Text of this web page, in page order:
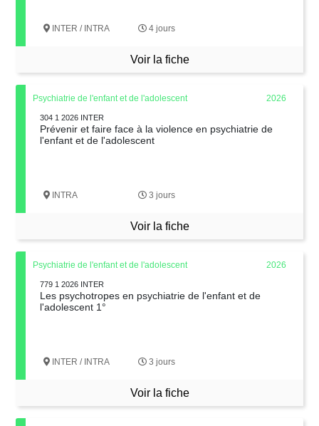
INTER / INTRA 4 jours
Voir la fiche
Psychiatrie de l'enfant et de l'adolescent 2026
304 1 2026 INTER
Prévenir et faire face à la violence en psychiatrie de
l'enfant et de l'adolescent
INTRA 3 jours
Voir la fiche
Psychiatrie de l'enfant et de l'adolescent 2026
779 1 2026 INTER
Les psychotropes en psychiatrie de l'enfant et de
l'adolescent 1°
INTER / INTRA 3 jours
Voir la fiche